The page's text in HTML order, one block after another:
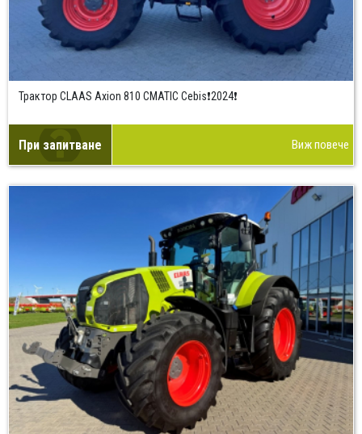
Трактор CLAAS Axion 810 CMATIC Cebis❗2024❗
При запитване Виж повече